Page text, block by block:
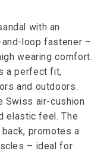
with an
loop fastener –
wearing comfort.
a perfect fit,
and outdoors.
Swiss air-cushion
elastic feel. The
promotes a
– ideal for